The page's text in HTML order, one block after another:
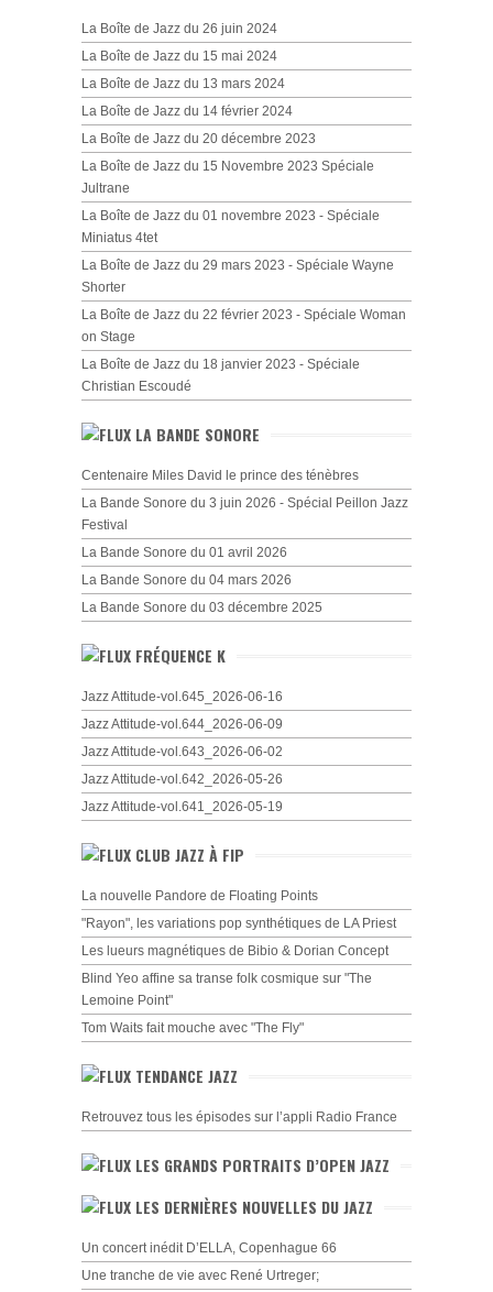
La Boîte de Jazz du 26 juin 2024
La Boîte de Jazz du 15 mai 2024
La Boîte de Jazz du 13 mars 2024
La Boîte de Jazz du 14 février 2024
La Boîte de Jazz du 20 décembre 2023
La Boîte de Jazz du 15 Novembre 2023 Spéciale
Jultrane
La Boîte de Jazz du 01 novembre 2023 - Spéciale
Miniatus 4tet
La Boîte de Jazz du 29 mars 2023 - Spéciale Wayne
Shorter
La Boîte de Jazz du 22 février 2023 - Spéciale Woman
on Stage
La Boîte de Jazz du 18 janvier 2023 - Spéciale
Christian Escoudé
LA BANDE SONORE
Centenaire Miles David le prince des ténèbres
La Bande Sonore du 3 juin 2026 - Spécial Peillon Jazz
Festival
La Bande Sonore du 01 avril 2026
La Bande Sonore du 04 mars 2026
La Bande Sonore du 03 décembre 2025
FRÉQUENCE K
Jazz Attitude-vol.645_2026-06-16
Jazz Attitude-vol.644_2026-06-09
Jazz Attitude-vol.643_2026-06-02
Jazz Attitude-vol.642_2026-05-26
Jazz Attitude-vol.641_2026-05-19
CLUB JAZZ À FIP
La nouvelle Pandore de Floating Points
"Rayon", les variations pop synthétiques de LA Priest
Les lueurs magnétiques de Bibio & Dorian Concept
Blind Yeo affine sa transe folk cosmique sur "The
Lemoine Point"
Tom Waits fait mouche avec "The Fly"
TENDANCE JAZZ
Retrouvez tous les épisodes sur l’appli Radio France
LES GRANDS PORTRAITS D’OPEN JAZZ
LES DERNIÈRES NOUVELLES DU JAZZ
Un concert inédit D’ELLA, Copenhague 66
Une tranche de vie avec René Urtreger;